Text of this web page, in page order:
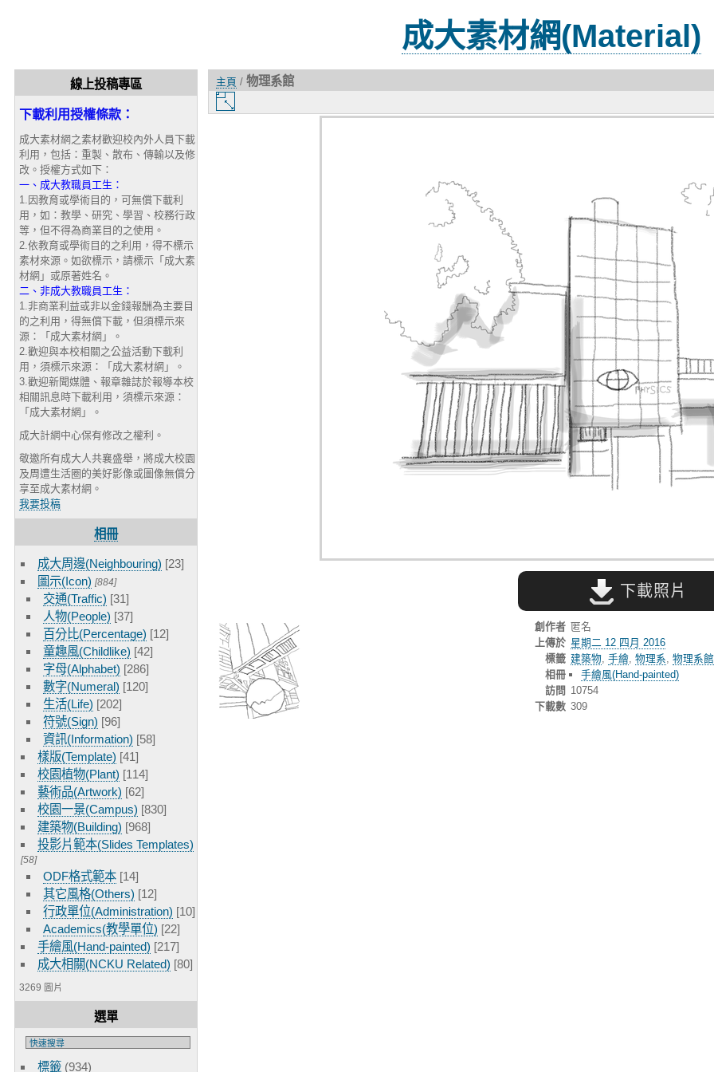
成大素材網(Material)
線上投稿專區
下載利用授權條款：
成大素材網之素材歡迎校內外人員下載
利用，包括：重製、散布、傳輸以及修
改。授權方式如下：
一、成大教職員工生：
1.因教育或學術目的，可無償下載利
用，如：教學、研究、學習、校務行政
等，但不得為商業目的之使用。
2.依教育或學術目的之利用，得不標示
素材來源。如欲標示，請標示「成大素
材網」或原著姓名。
二、非成大教職員工生：
1.非商業利益或非以金錢報酬為主要目
的之利用，得無償下載，但須標示來
源：「成大素材網」。
2.歡迎與本校相關之公益活動下載利
用，須標示來源：「成大素材網」。
3.歡迎新聞媒體、報章雜誌於報導本校
相關訊息時下載利用，須標示來源：
「成大素材網」。
成大計網中心保有修改之權利。
敬邀所有成大人共襄盛舉，將成大校園
及周遭生活圈的美好影像或圖像無償分
享至成大素材網。
我要投稿
相冊
成大周邊(Neighbouring) [23]
圖示(Icon) [884]
交通(Traffic) [31]
人物(People) [37]
百分比(Percentage) [12]
童趣風(Childlike) [42]
字母(Alphabet) [286]
數字(Numeral) [120]
生活(Life) [202]
符號(Sign) [96]
資訊(Information) [58]
樣版(Template) [41]
校園植物(Plant) [114]
藝術品(Artwork) [62]
校園一景(Campus) [830]
建築物(Building) [968]
投影片範本(Slides Templates)
[58]
ODF格式範本 [14]
其它風格(Others) [12]
行政單位(Administration) [10]
Academics(教學單位) [22]
手繪風(Hand-painted) [217]
成大相關(NCKU Related) [80]
3269 圖片
選單
標籤 (934)
主頁 / 物理系館
片
下載照片
創作者 匿名
上傳於 星期二 12 四月 2016
標籤 建築物 手繪 物理系 物理系館
相冊
手繪風(Hand-painted)
訪問 10754
下載數 309